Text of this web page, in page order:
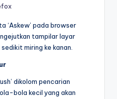
‘Askew’ pada browser
tampilar layar
miring ke kanan.
dikolom pencarian
bola kecil yang akan